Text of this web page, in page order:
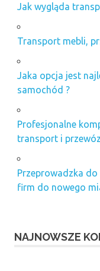
Jak wygląda
Transport mebli,
Jaka opcja jest
samochód ?
Profesjonalne
transport i
Przeprowadzka
firm do nowego
NAJNOWSZE